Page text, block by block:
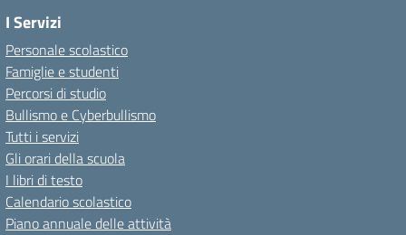
I Servizi
Personale scolastico
Famiglie e studenti
Percorsi di studio
Bullismo e Cyberbullismo
Tutti i servizi
Gli orari della scuola
I libri di testo
Calendario scolastico
Piano annuale delle attività